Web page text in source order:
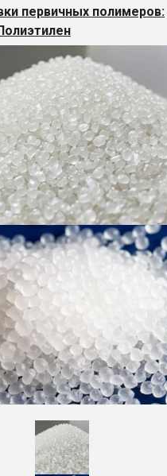
первичных полимеров: